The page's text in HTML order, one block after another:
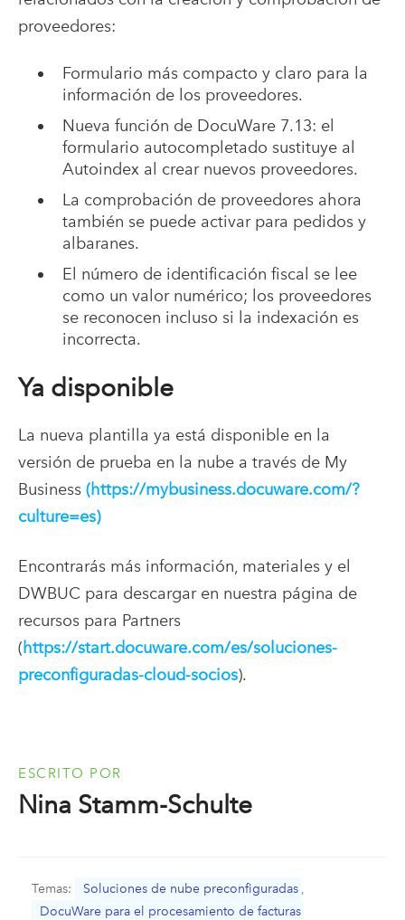
proveedores:
Formulario más compacto y claro para la
información de los proveedores.
Nueva función de DocuWare 7.13: el
formulario autocompletado sustituye al
Autoindex al crear nuevos proveedores.
La comprobación de proveedores ahora
también se puede activar para pedidos y
albaranes.
El número de identificación fiscal se lee
como un valor numérico; los proveedores
se reconocen incluso si la indexación es
incorrecta.
Ya disponible
La nueva plantilla ya está disponible en la
versión de prueba en la nube a través de My
Business (https://mybusiness.docuware.com/?
culture=es)
Encontrarás más información, materiales y el
DWBUC para descargar en nuestra página de
recursos para Partners
(https://start.docuware.com/es/soluciones-
preconfiguradas-cloud-socios).
ESCRITO POR
Nina Stamm-Schulte
Temas: Soluciones de nube preconfiguradas ,
DocuWare para el procesamiento de facturas